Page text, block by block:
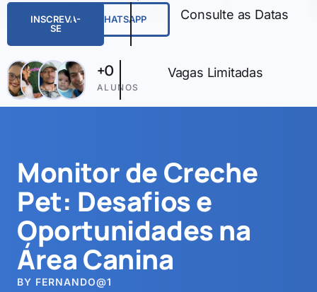
INSCREVA-
SE
WHATSAPP Consulte as Datas
ALUNOS
+0 Vagas Limitadas
Monitor de Creche
Pet: Desafios e
Oportunidades na
Área Canina
BY FERNANDO@1